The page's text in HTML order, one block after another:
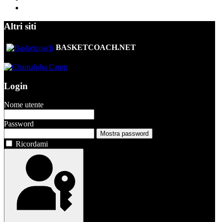
Altri siti
BASKETCOACH.NET
Login
Nome utente
Password
Mostra password
Ricordami